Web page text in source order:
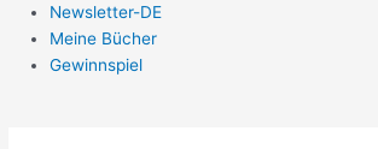
Newsletter-DE
Meine Bücher
Gewinnspiel